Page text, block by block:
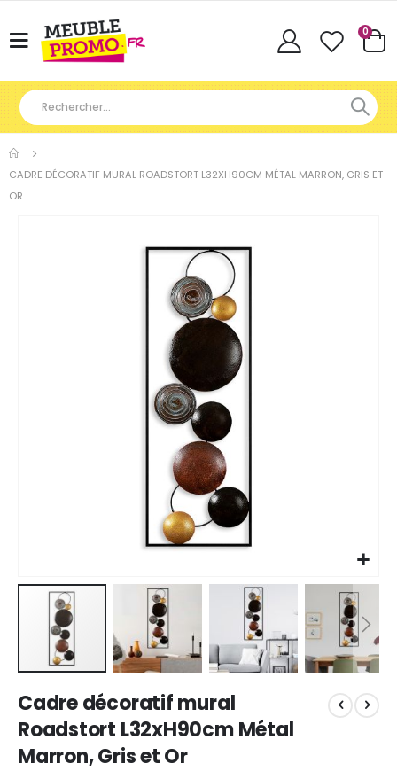
Basculer
Cart
0
CADRE DÉCORATIF MURAL ROADSTORT L32XH90CM MÉTAL MARRON, GRIS ET
OR
to
the
beginning
of
Cadre décoratif mural
Roadstort L32xH90cm Métal
Marron, Gris et Or